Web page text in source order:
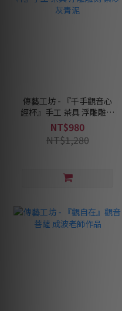
傳藝工坊 - 『千手觀音心
經杯』手工 茶具 浮雕雕刻
紫砂灰青泥
NT$980
NT$1,280